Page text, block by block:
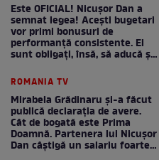
Este OFICIAL! Nicușor Dan a
semnat legea! Acești bugetari
vor primi bonusuri de
performanță consistente. Ei
sunt obligați, însă, să aducă și
ROMANIA TV
Mirabela Grădinaru și-a făcut
publică declarația de avere.
Cât de bogată este Prima
Doamnă. Partenera lui Nicușor
Dan câștigă un salariu foarte